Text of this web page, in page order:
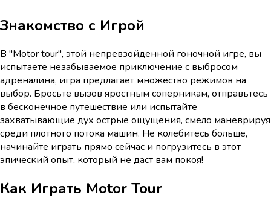
Знакомство с Игрой
В "Motor tour", этой непревзойденной гоночной игре, вы
испытаете незабываемое приключение с выбросом
адреналина, игра предлагает множество режимов на
выбор. Бросьте вызов яростным соперникам, отправьтесь
в бесконечное путешествие или испытайте
захватывающие дух острые ощущения, смело маневрируя
среди плотного потока машин. Не колебитесь больше,
начинайте играть прямо сейчас и погрузитесь в этот
эпический опыт, который не даст вам покоя!
Как Играть Motor Tour